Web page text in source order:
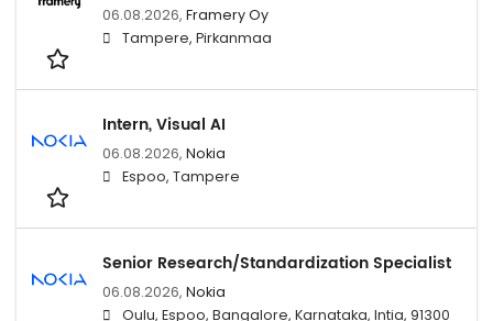
06.08.2026, Framery Oy
Tampere, Pirkanmaa
Intern, Visual AI
06.08.2026, Nokia
Espoo, Tampere
Senior Research/Standardization Specialist
06.08.2026, Nokia
Oulu, Espoo, Bangalore, Karnataka, Intia, 91300